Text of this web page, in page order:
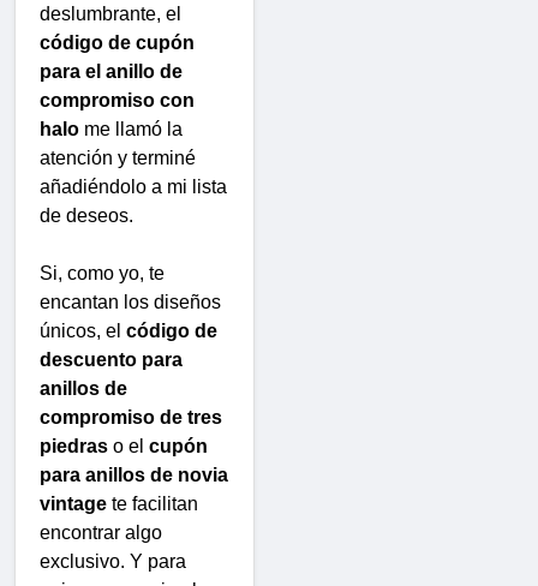
deslumbrante, el
código de cupón
para el anillo de
compromiso con
halo me llamó la
atención y terminé
añadiéndolo a mi lista
de deseos.
Si, como yo, te
encantan los diseños
únicos, el código de
descuento para
anillos de
compromiso de tres
piedras o el cupón
para anillos de novia
vintage te facilitan
encontrar algo
exclusivo. Y para